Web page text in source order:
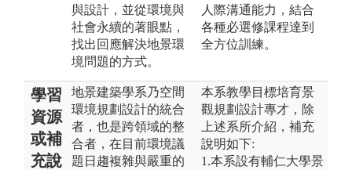
與設計，並從環境與
社會永續的著眼點，
找出回應解決地景環
境問題的方式。
人際溝通能力，結合
各種必選修課程達到
全方位訓練。
學習
資源
或補
充說
地景建築學系乃空間
環境規劃設計的統合
者，也是跨領域的整
合者，在目前環境議
題日趨複雜與嚴重的
本系教學目標培育景
觀規劃設計專才，除
上述系所介紹，補充
說明如下:
1.本系設有輔仁大學景